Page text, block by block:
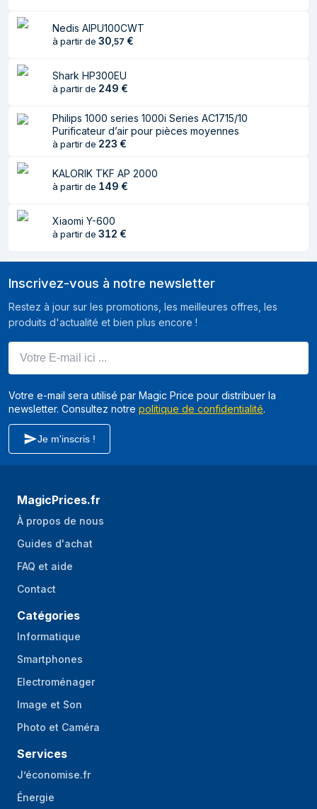
Caractéristiques
Taux de purification
d'air
salle jusqu'à
Nombre de
vitesses
2
Nombres de modes 4
Efficacité
Mode nuit Oui
Voyants Oui
CE (EMC, LVD, RoHS, ErP),
REACh/PAH/SCCP
Couleur du produit
Matériau du
boîtier/corps
Plastique
Type de
commande
Nedis AIPU100CWT
à partir de 30 57 €
Shark HP300EU
à partir de 249 €
Philips 1000 series 1000i Series AC1715/10
Purificateur d’air pour pièces moyennes
à partir de 223 €
KALORIK TKF AP 2000
à partir de 149 €
Xiaomi Y-600
à partir de 312 €
Inscrivez-vous à notre newsletter
Restez à jour sur les promotions, les meilleures offres, les
produits d'actualité et bien plus encore !
Votre e-mail sera utilisé par Magic Price pour distribuer la
newsletter. Consultez notre politique de confidentialité.
Je m'inscris !
MagicPrices.fr
À propos de nous
Guides d'achat
FAQ et aide
Contact
Catégories
Informatique
Smartphones
Electroménager
Image et Son
Photo et Caméra
Services
J’économise.fr
Énergie